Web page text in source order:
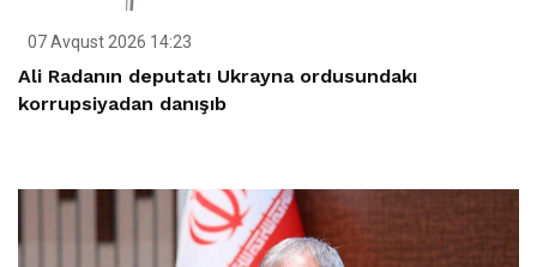
07 Avqust 2026 14:23
Ali Radanın deputatı Ukrayna ordusundakı
korrupsiyadan danışıb